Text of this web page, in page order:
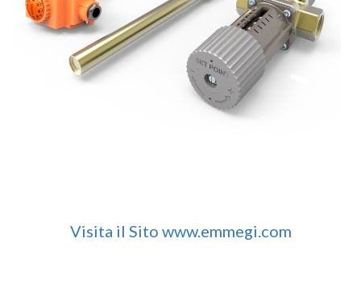
Visita il Sito www.emmegi.com